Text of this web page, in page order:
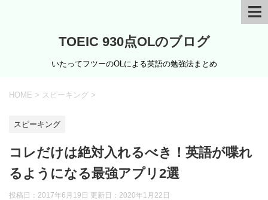
TOEIC 930点OLのブログ
いたってフツーのOLによる英語の勉強法まとめ
HOME > スピーキング >
スピーキング
コレだけは絶対入れるべき！英語が喋れ
るようになる最強アプリ2選
投稿日：2017年6月19日 更新日： 2020年1月22日